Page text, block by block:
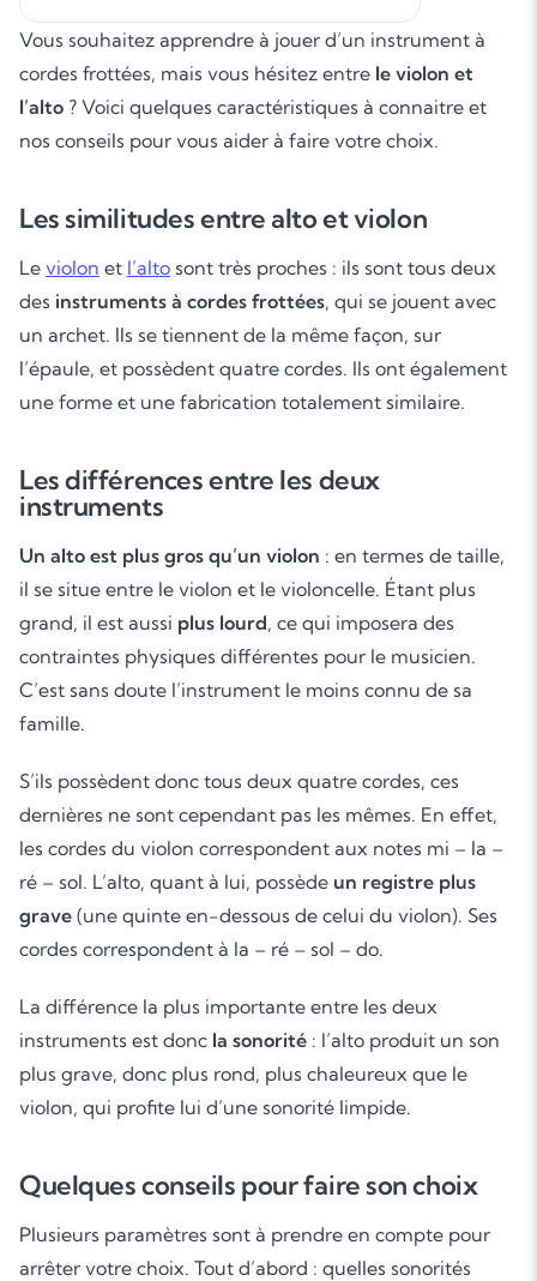
Vous souhaitez apprendre à jouer d’un instrument à
cordes frottées, mais vous hésitez entre le violon et
l’alto ? Voici quelques caractéristiques à connaitre et
nos conseils pour vous aider à faire votre choix.
Les similitudes entre alto et violon
Le violon et l’alto sont très proches : ils sont tous deux
des instruments à cordes frottées, qui se jouent avec
un archet. Ils se tiennent de la même façon, sur
l’épaule, et possèdent quatre cordes. Ils ont également
une forme et une fabrication totalement similaire.
Les différences entre les deux
instruments
Un alto est plus gros qu’un violon : en termes de taille,
il se situe entre le violon et le violoncelle. Étant plus
grand, il est aussi plus lourd, ce qui imposera des
contraintes physiques différentes pour le musicien.
C’est sans doute l’instrument le moins connu de sa
famille.
S’ils possèdent donc tous deux quatre cordes, ces
dernières ne sont cependant pas les mêmes. En effet,
les cordes du violon correspondent aux notes mi – la –
ré – sol. L’alto, quant à lui, possède un registre plus
grave (une quinte en-dessous de celui du violon). Ses
cordes correspondent à la – ré – sol – do.
La différence la plus importante entre les deux
instruments est donc la sonorité : l’alto produit un son
plus grave, donc plus rond, plus chaleureux que le
violon, qui profite lui d’une sonorité limpide.
Quelques conseils pour faire son choix
Plusieurs paramètres sont à prendre en compte pour
arrêter votre choix. Tout d’abord : quelles sonorités